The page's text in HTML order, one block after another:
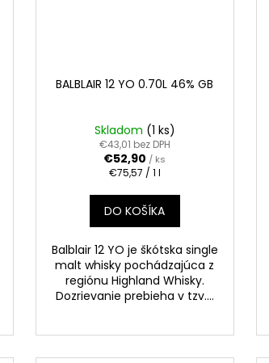
BALBLAIR 12 YO 0.70L 46% GB
Skladom (1 ks)
€43,01 bez DPH
€52,90 / ks
Jednotková
€75,57 / 1 l
DO KOŠÍKA
Balblair 12 YO je škótska single
malt whisky pochádzajúca z
regiónu Highland Whisky.
Dozrievanie prebieha v tzv....